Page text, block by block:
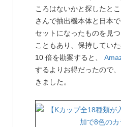
ころはないかと探したとこ
さんで抽出機本体と日本
セットになったものを見
こともあり、保持してい
10 倍を勘案すると、
するよりお得だったので
きました。